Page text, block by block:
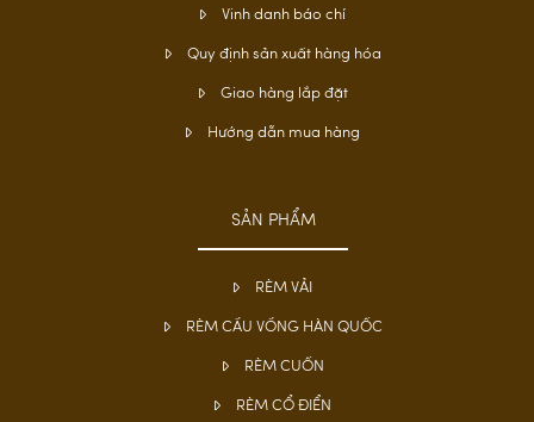
Vinh danh báo chí
Quy định sản xuất hàng hóa
Giao hàng lắp đặt
Hướng dẫn mua hàng
SẢN PHẨM
RÈM VẢI
RÈM CẦU VỒNG HÀN QUỐC
RÈM CUỐN
RÈM CỔ ĐIỂN